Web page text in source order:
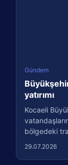
Gündem
yatırımı
Kocaeli
bölgedeki
29.07.2026